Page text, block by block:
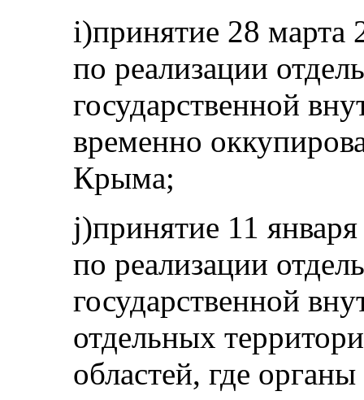
i)принятие 28 марта
по реализации
государственной
временно
Крыма;
j)принятие 11
по реализации
государственной
отдельных
областей, где